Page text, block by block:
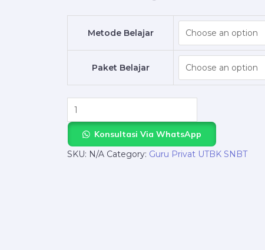
Metode Belajar
Paket Belajar
–
Bareng
quantity
Konsultasi Via WhatsApp
SKU: N/A Category: Guru Privat UTBK SNBT